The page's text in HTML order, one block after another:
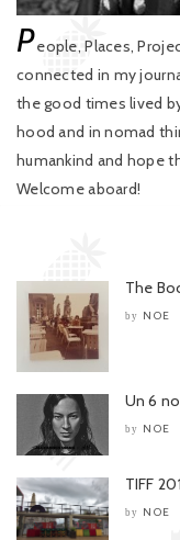
People, Places,
connected in my
the good times lived
hood and in nomad
humankind and hope
Welcome aboard!
The
by NOE
Un 6
by NOE
TIFF
by NOE